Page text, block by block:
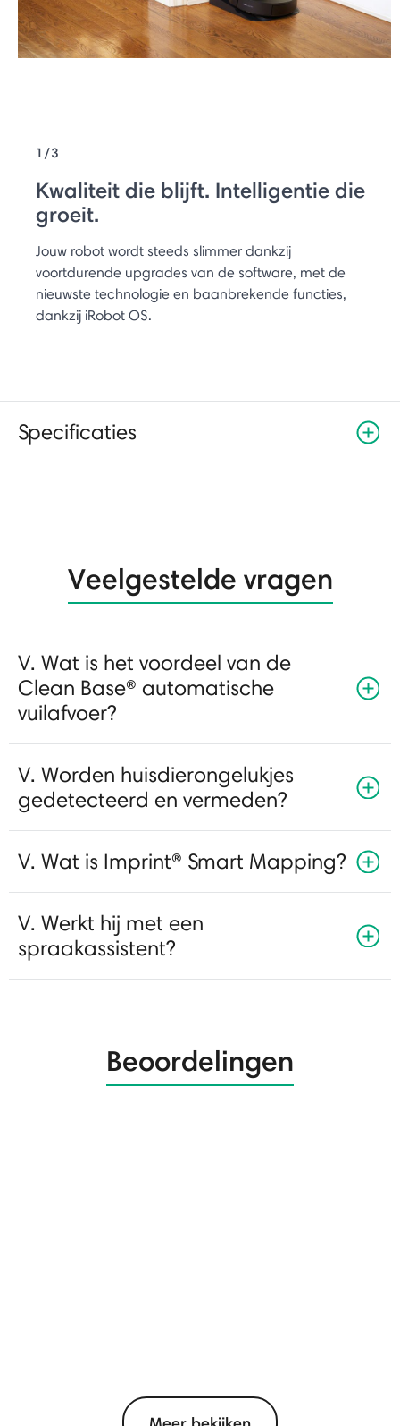
1/3
Kwaliteit die blijft. Intelligentie die
groeit.
Jouw robot wordt steeds slimmer dankzij
voortdurende upgrades van de software, met de
nieuwste technologie en baanbrekende functies,
dankzij iRobot OS.
Specificaties
Veelgestelde vragen
V. Wat is het voordeel van de
Clean Base® automatische
vuilafvoer?
V. Worden huisdierongelukjes
gedetecteerd en vermeden?
V. Wat is Imprint® Smart Mapping?
V. Werkt hij met een
spraakassistent?
Beoordelingen